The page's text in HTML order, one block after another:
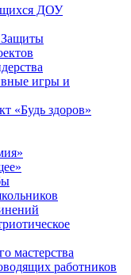
ДОУ
игры и
«Будь здоров»
мастерства
работников